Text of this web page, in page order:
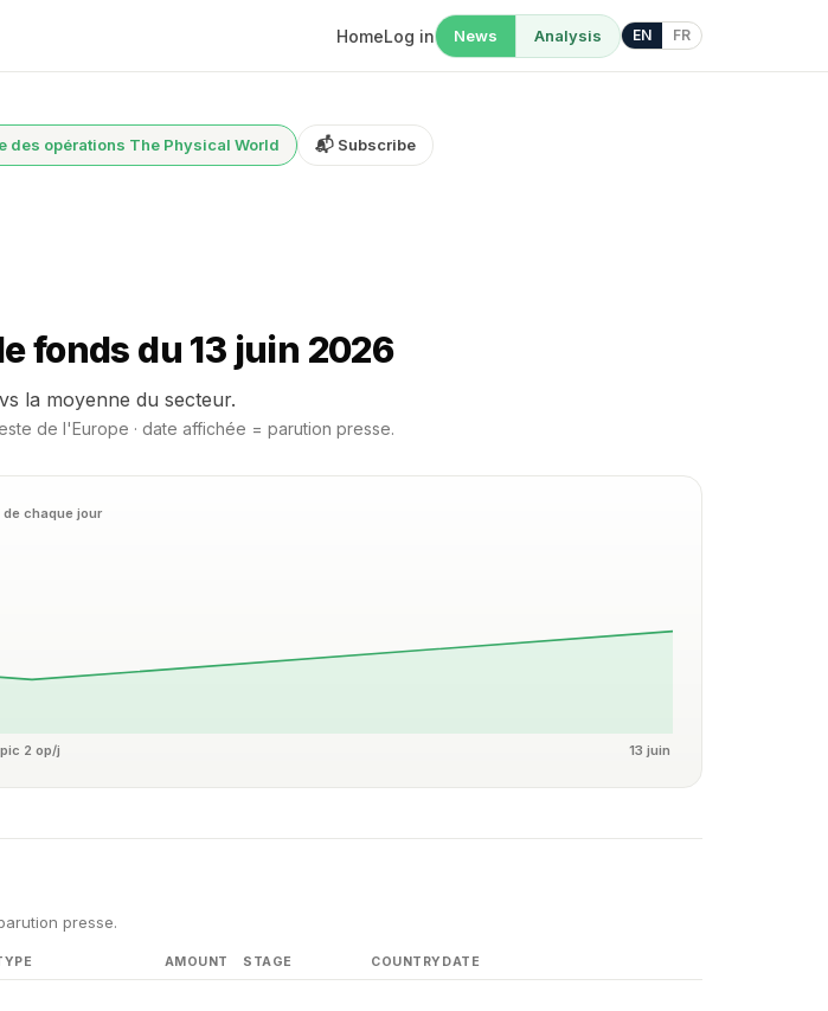
HomeLog in News Analysis EN FR
des opérations The Physical World 📬 Subscribe
fonds du 13 juin 2026
la moyenne du secteur.
de l'Europe · date affichée = parution presse.
chaque jour
pic 2 op/j 13 juin
presse.
AMOUNT STAGE COUNTRY DATE